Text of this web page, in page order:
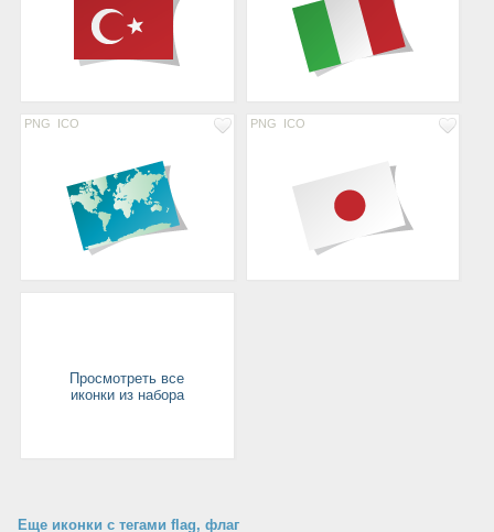
PNG ICO PNG ICO
Просмотреть все
иконки из набора
Еще иконки с тегами flag, флаг